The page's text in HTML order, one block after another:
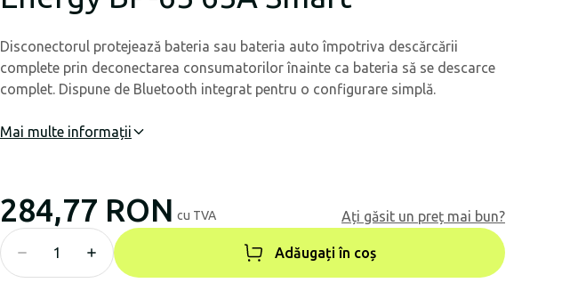
Disconectorul protejează bateria sau bateria auto împotriva descărcării
complete prin deconectarea consumatorilor înainte ca bateria să se descarce
complet. Dispune de Bluetooth integrat pentru o configurare simplă.
Mai multe informații
284,77 RON cu TVA Ați găsit un preț mai bun?
Adăugați în coș